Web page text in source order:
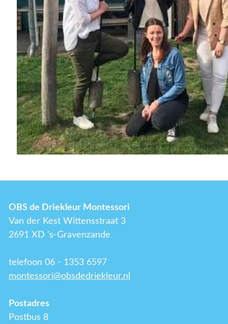
OBS de Driekleur Montessori
Van der Kest Wittensstraat 3
2691 XD 's-Gravenzande
telefoon 06 - 1353 6597
montessori@obsdedriekleur.nl
Postadres
Postbus 8